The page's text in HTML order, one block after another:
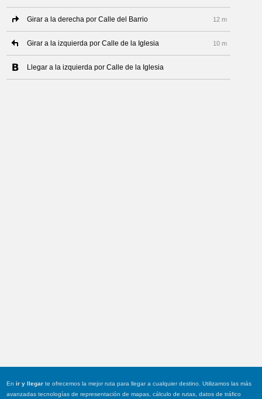
Girar a la derecha por Calle del Barrio 12 m
Girar a la izquierda por Calle de la Iglesia 10 m
Llegar a la izquierda por Calle de la Iglesia
Enir y llegar te ofrecemos la mejor ruta para llegar a cualquier destino. Utilizamos las más
avanzadas tecnologías de representación de mapas, cálculo de rutas, datos de tráfico